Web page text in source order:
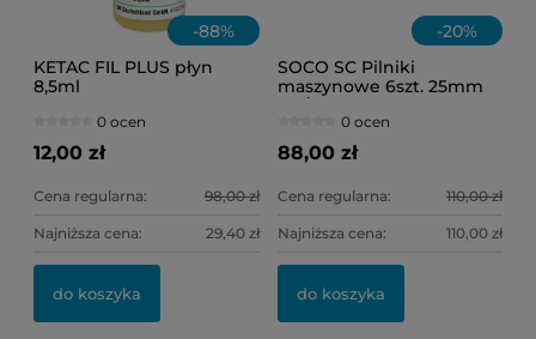
-88%
KETAC FIL PLUS płyn
8,5ml
0 ocen
12,00 zł
Cena regularna: 98,00 zł
Najniższa cena: 29,40 zł
do koszyka
-20%
SOCO SC Pilniki
maszynowe 6szt. 25mm
0 ocen
88,00 zł
Cena regularna: 110,00 zł
Najniższa cena: 110,00 zł
do koszyka